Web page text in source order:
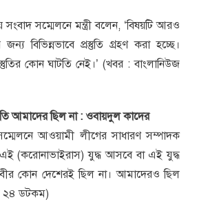
সংবাদ সম্মেলনে মন্ত্রী বলেন, ‘বিষয়টি আরও
বিভিন্নভাবে প্রস্তুতি গ্রহণ করা হচ্ছে।
কোন ঘাটতি নেই।’ (খবর : বাংলানিউজ
আমাদের ছিল না : ওবায়দুল কাদের
আওয়ামী লীগের সাধারণ সম্পাদক
(করোনাভাইরাস) যুদ্ধ আসবে বা এই যুদ্ধ
কোন দেশেরই ছিল না। আমাদেরও ছিল
২৪ ডটকম)